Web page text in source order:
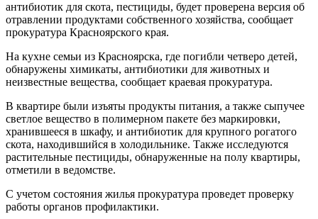
антибиотик для скота, пестициды, будет проверена версия об
отравлении продуктами собственного хозяйства, сообщает
прокуратура Красноярского края.
На кухне семьи из Красноярска, где погибли четверо детей,
обнаружены химикаты, антибиотики для животных и
неизвестные вещества, сообщает краевая прокуратура.
В квартире были изъяты продукты питания, а также сыпучее
светлое вещество в полимерном пакете без маркировки,
хранившееся в шкафу, и антибиотик для крупного рогатого
скота, находившийся в холодильнике. Также исследуются
растительные пестициды, обнаруженные на полу квартиры,
отметили в ведомстве.
С учетом состояния жилья прокуратура проведет проверку
работы органов профилактики.